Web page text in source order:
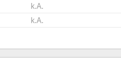
k.A.
k.A.